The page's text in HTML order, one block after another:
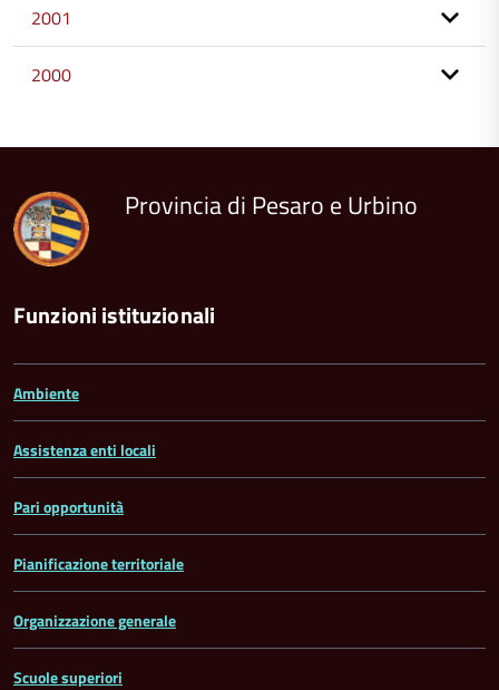
2001
2000
del
Provincia di Pesaro e Urbino
Funzioni istituzionali
Ambiente
Assistenza enti locali
Pari opportunità
Pianificazione territoriale
Organizzazione generale
Scuole superiori